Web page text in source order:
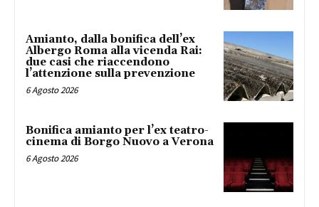
Amianto, dalla bonifica dell’ex
Albergo Roma alla vicenda Rai:
due casi che riaccendono
l’attenzione sulla prevenzione
6 Agosto 2026
Bonifica amianto per l’ex teatro-
cinema di Borgo Nuovo a Verona
6 Agosto 2026